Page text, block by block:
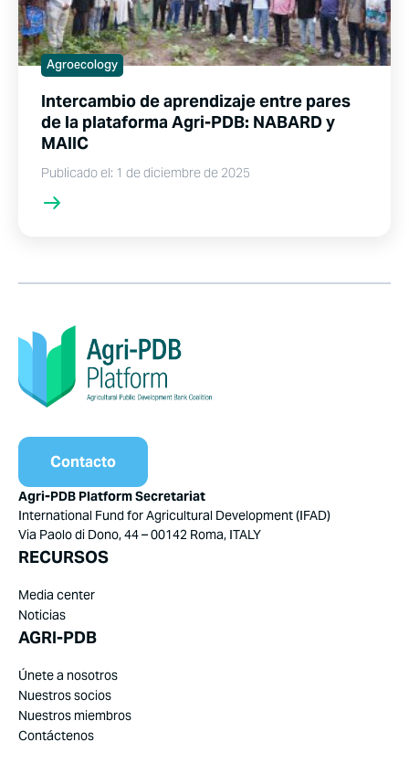
Agroecology
Intercambio de aprendizaje entre pares
de la plataforma Agri-PDB: NABARD y
MAIIC
Publicado el: 1 de diciembre de 2025
Contacto
Agri-PDB Platform Secretariat
International Fund for Agricultural Development (IFAD)
Via Paolo di Dono, 44 – 00142 Roma, ITALY
RECURSOS
Media center
Noticias
AGRI-PDB
Únete a nosotros
Nuestros socios
Nuestros miembros
Contáctenos